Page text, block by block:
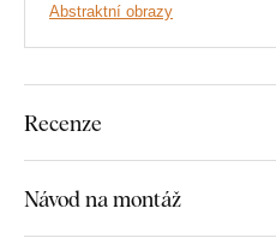
Vyrábíme prémiové obrazy
a následně vyřezáváme
Abstraktní obrazy
Recenze
Návod na montáž